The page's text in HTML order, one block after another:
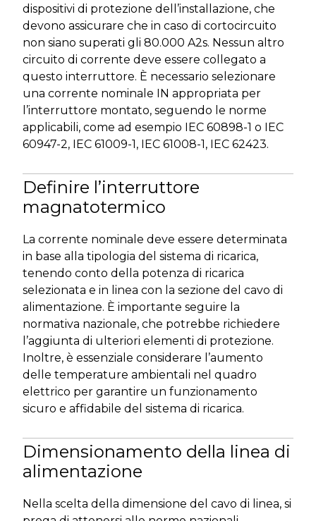
dispositivi di protezione dell’installazione, che
devono assicurare che in caso di cortocircuito
non siano superati gli 80.000 A2s. Nessun altro
circuito di corrente deve essere collegato a
questo interruttore. È necessario selezionare
una corrente nominale IN appropriata per
l’interruttore montato, seguendo le norme
applicabili, come ad esempio IEC 60898-1 o IEC
60947-2, IEC 61009-1, IEC 61008-1, IEC 62423.
Definire l’interruttore
magnatotermico
La corrente nominale deve essere determinata
in base alla tipologia del sistema di ricarica,
tenendo conto della potenza di ricarica
selezionata e in linea con la sezione del cavo di
alimentazione. È importante seguire la
normativa nazionale, che potrebbe richiedere
l’aggiunta di ulteriori elementi di protezione.
Inoltre, è essenziale considerare l’aumento
delle temperature ambientali nel quadro
elettrico per garantire un funzionamento
sicuro e affidabile del sistema di ricarica.
Dimensionamento della linea di
alimentazione
Nella scelta della dimensione del cavo di linea, si